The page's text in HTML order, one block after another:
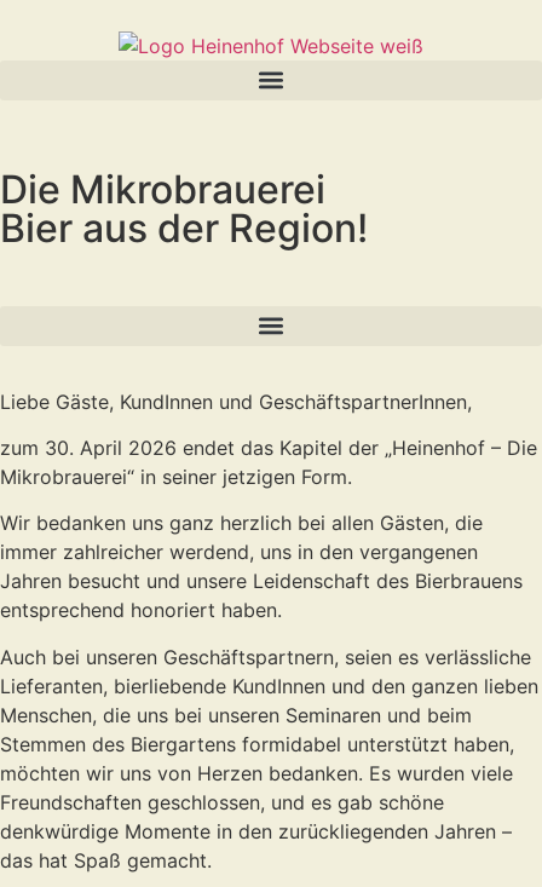
Die Mikrobrauerei
Bier aus der Region!
Liebe Gäste, KundInnen und GeschäftspartnerInnen,
zum 30. April 2026 endet das Kapitel der „Heinenhof – Die
Mikrobrauerei“ in seiner jetzigen Form.
Wir bedanken uns ganz herzlich bei allen Gästen, die
immer zahlreicher werdend, uns in den vergangenen
Jahren besucht und unsere Leidenschaft des Bierbrauens
entsprechend honoriert haben.
Auch bei unseren Geschäftspartnern, seien es verlässliche
Lieferanten, bierliebende KundInnen und den ganzen lieben
Menschen, die uns bei unseren Seminaren und beim
Stemmen des Biergartens formidabel unterstützt haben,
möchten wir uns von Herzen bedanken. Es wurden viele
Freundschaften geschlossen, und es gab schöne
denkwürdige Momente in den zurückliegenden Jahren –
das hat Spaß gemacht.